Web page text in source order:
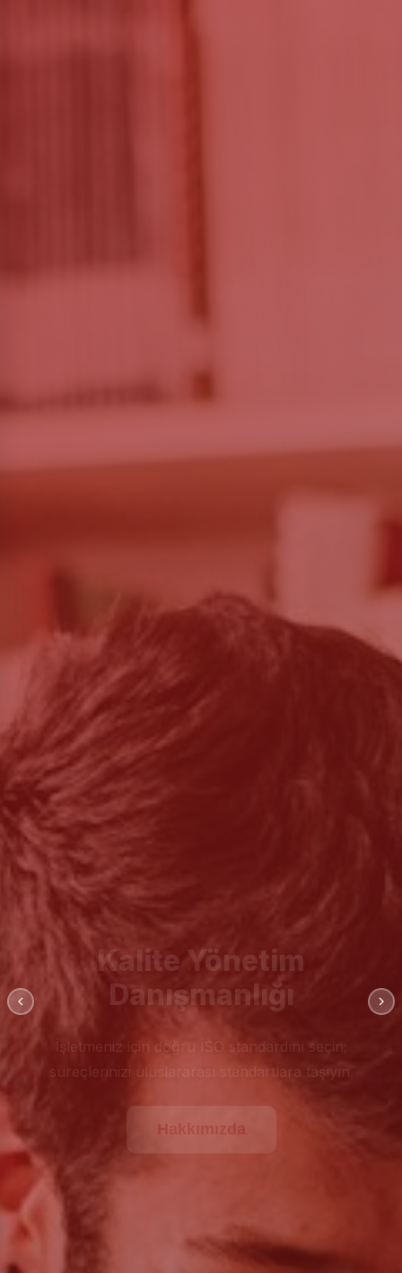
Kalite Yönetim
Danışmanlığı
İşletmeniz için doğru İSO standardını seçin;
süreçlerinizi uluslararası standartlara taşıyın.